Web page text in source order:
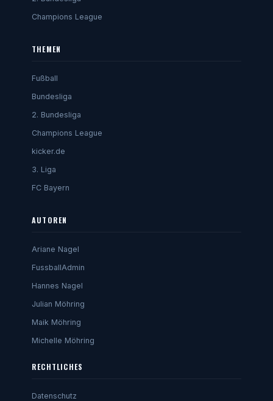
Champions League
THEMEN
Fußball
Bundesliga
2. Bundesliga
Champions League
kicker.de
3. Liga
FC Bayern
AUTOREN
Ariane Nagel
FussballAdmin
Hannes Nagel
Julian Möhring
Maik Möhring
Michelle Möhring
RECHTLICHES
Datenschutz